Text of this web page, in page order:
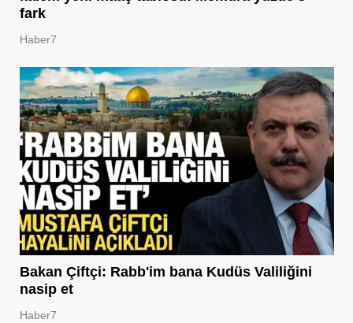
fark
Haber7
Bakan Çiftçi: Rabb'im bana Kudüs Valiliğini
nasip et
Haber7